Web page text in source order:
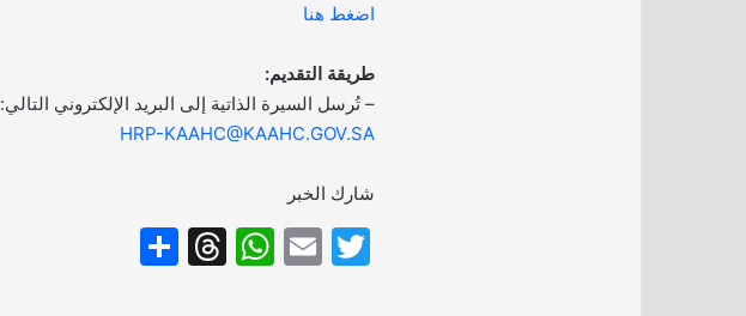
اضغط هنا
طريقة التقديم:
– تُرسل السيرة الذاتية إلى البريد الإلكتروني التالي:
HRP-KAAHC@KAAHC.GOV.SA
شارك الخبر
T
E
W
T
S